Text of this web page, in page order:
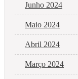
Junho 2024
Maio 2024
Abril 2024
Março 2024